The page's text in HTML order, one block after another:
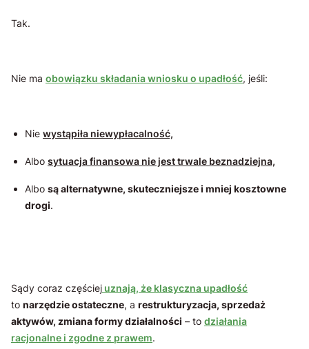
Tak.
Nie ma obowiązku składania wniosku o upadłość, jeśli:
Nie wystąpiła niewypłacalność,
Albo sytuacja finansowa nie jest trwale beznadziejna,
Albo są alternatywne, skuteczniejsze i mniej kosztowne
drogi.
Sądy coraz częściej uznają, że klasyczna upadłość
to narzędzie ostateczne, a restrukturyzacja, sprzedaż
aktywów, zmiana formy działalności – to działania
racjonalne i zgodne z prawem.